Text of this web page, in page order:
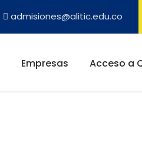
admisiones@alitic.edu.co
Empresas Acceso a